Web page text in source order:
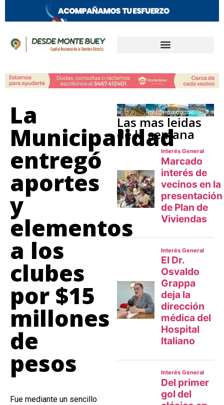
La
Municipalidad
entregó
aportes
y
elementos
a los
clubes
por $15
millones
de
pesos
Fue mediante un sencillo
Las mas leidas
de la semana